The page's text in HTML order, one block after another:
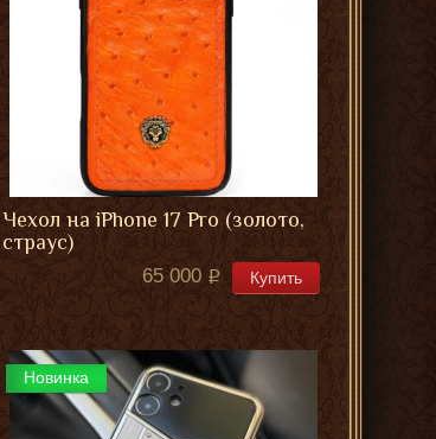
Чехол на iPhone 17 Pro (золото,
страус)
65 000 Купить
Новинка